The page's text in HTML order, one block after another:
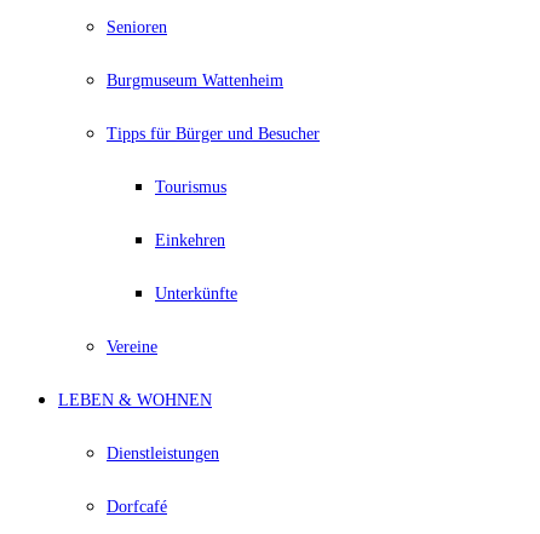
Senioren
Burgmuseum Wattenheim
Tipps für Bürger und Besucher
Tourismus
Einkehren
Unterkünfte
Vereine
LEBEN & WOHNEN
Dienstleistungen
Dorfcafé